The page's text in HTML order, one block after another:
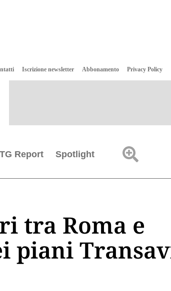
Iscrizione newsletter Abbonamento Privacy Policy
Report Spotlight
tra Roma e
piani